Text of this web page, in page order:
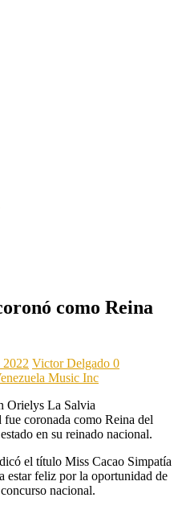
como Reina
2022 Victor Delgado 0
Music Inc
Orielys La Salvia
coronada como Reina del
en su reinado nacional.
el título Miss Cacao Simpatía
estar feliz por la oportunidad de
nacional.